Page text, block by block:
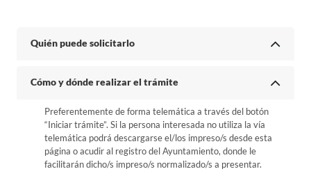
Quién puede solicitarlo
Cómo y dónde realizar el trámite
Preferentemente de forma telemática a través del botón
“Iniciar trámite”. Si la persona interesada no utiliza la vía
telemática podrá descargarse el/los impreso/s desde esta
página o acudir al registro del Ayuntamiento, donde le
facilitarán dicho/s impreso/s normalizado/s a presentar.